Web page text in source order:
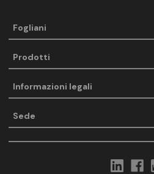
Fogliani
Prodotti
Informazioni legali
Sede